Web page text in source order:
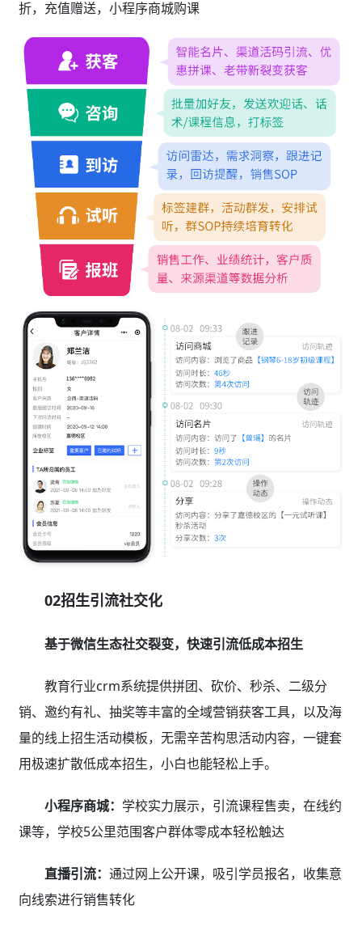
折，充值赠送，小程序商城购课
02招生引流社交化
基于微信生态社交裂变，快速引流低成本招生
教育行业crm系统提供拼团、砍价、秒杀、二级分
销、邀约有礼、抽奖等丰富的全域营销获客工具，以及海
量的线上招生活动模板，无需辛苦构思活动内容，一键套
用极速扩散低成本招生，小白也能轻松上手。
小程序商城： 学校实力展示，引流课程售卖，在线约
课等，学校5公里范围客户群体零成本轻松触达
直播引流： 通过网上公开课，吸引学员报名，收集意
向线索进行销售转化